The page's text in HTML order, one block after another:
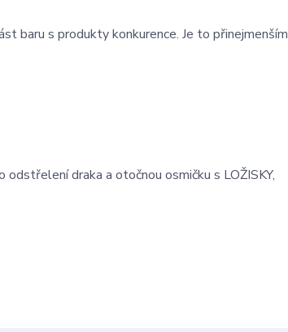
baru s produkty konkurence. Je to přinejmenším
draka a otočnou osmičku s LOŽISKY,